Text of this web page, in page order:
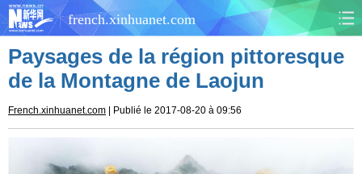
french.xinhuanet.com
CHINE MONDE
CULTURE
Paysages de la région pittoresque
de la Montagne de Laojun
French.xinhuanet.com | Publié le 2017-08-20 à 09:56